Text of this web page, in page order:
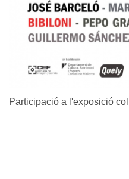
Participació a l'exposició